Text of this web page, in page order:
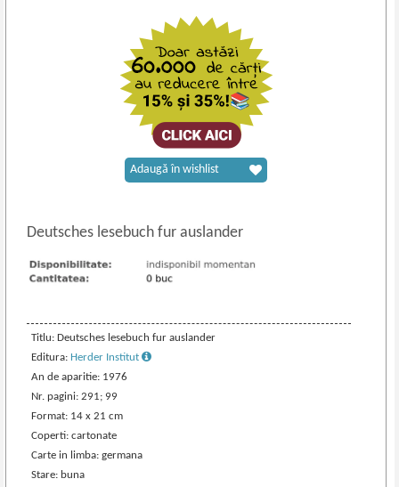
Deutsches lesebuch fur auslander
Titlu: Deutsches lesebuch fur auslander
Editura: Herder Institut
An de aparitie: 1976
Nr. pagini: 291; 99
Format: 14 x 21 cm
Coperti: cartonate
Carte in limba: germana
Stare: buna
Adaugă în wishlist